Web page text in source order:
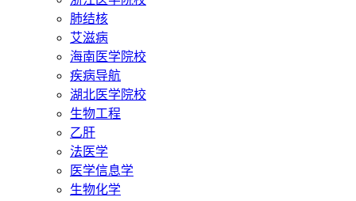
肺结核
艾滋病
海南医学院校
疾病导航
湖北医学院校
生物工程
乙肝
法医学
医学信息学
生物化学